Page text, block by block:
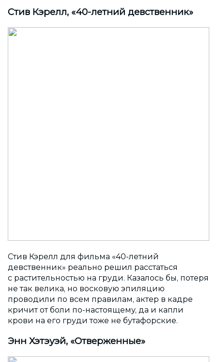
Стив Кэрелл, «40-летний девственник»
Стив Кэрелл для фильма «40-летний
девственник» реально решил расстаться
с растительностью на груди. Казалось бы, потеря
не так велика, но восковую эпиляцию
проводили по всем правилам, актер в кадре
кричит от боли по-настоящему, да и капли
крови на его груди тоже не бутафорские.
Энн Хэтэуэй, «Отверженные»